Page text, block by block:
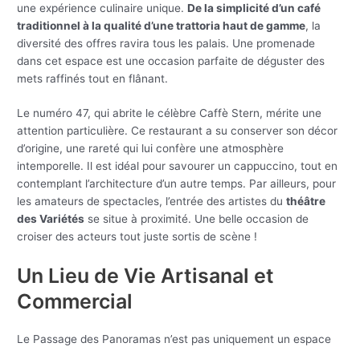
une expérience culinaire unique.De la simplicité d’un café
traditionnel à la qualité d’une trattoria haut de gamme, la
diversité des offres ravira tous les palais. Une promenade
dans cet espace est une occasion parfaite de déguster des
mets raffinés tout en flânant.
Le numéro 47, qui abrite le célèbre Caffè Stern, mérite une
attention particulière. Ce restaurant a su conserver son décor
d’origine, une rareté qui lui confère une atmosphère
intemporelle. Il est idéal pour savourer un cappuccino, tout en
contemplant l’architecture d’un autre temps. Par ailleurs, pour
les amateurs de spectacles, l’entrée des artistes duthéâtre
des Variétés se situe à proximité. Une belle occasion de
croiser des acteurs tout juste sortis de scène !
Un Lieu de Vie Artisanal et
Commercial
Le Passage des Panoramas n’est pas uniquement un espace